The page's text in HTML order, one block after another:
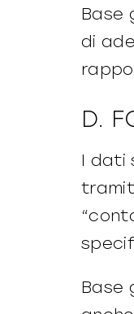
Base
di
D.
I dati
Base